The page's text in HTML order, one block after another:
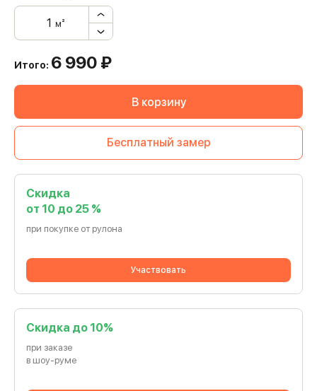
м²
Итого: 6 990 ₽
В корзину
Бесплатный замер
Скидка
от 10 до 25 %
при покупке от рулона
Участвовать
Cкидка до 10%
при заказе
в шоу-руме